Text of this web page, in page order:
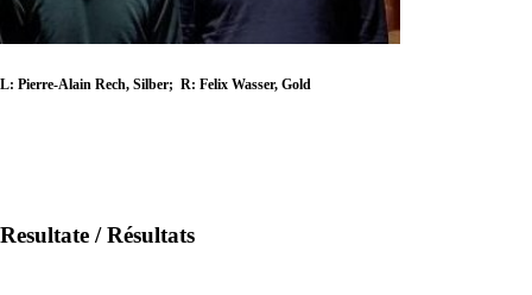
L: Pierre-Alain Rech, Silber; R: Felix Wasser, Gold
Resultate / Résultats